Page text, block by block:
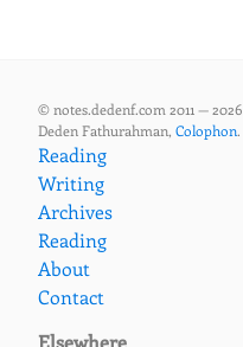
© notes.dedenf.com 2011 — 2026
Deden Fathurahman, Colophon.
Reading
Writing
Archives
Reading
About
Contact
Elsewhere